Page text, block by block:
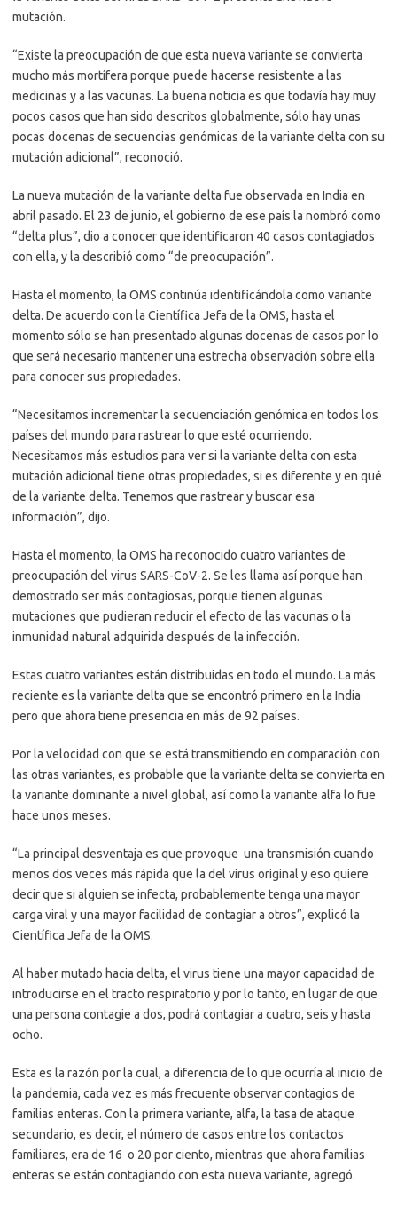
mutación.
“Existe la preocupación de que esta nueva variante se convierta
mucho más mortífera porque puede hacerse resistente a las
medicinas y a las vacunas. La buena noticia es que todavía hay muy
pocos casos que han sido descritos globalmente, sólo hay unas
pocas docenas de secuencias genómicas de la variante delta con su
mutación adicional”, reconoció.
La nueva mutación de la variante delta fue observada en India en
abril pasado. El 23 de junio, el gobierno de ese país la nombró como
“delta plus”, dio a conocer que identificaron 40 casos contagiados
con ella, y la describió como “de preocupación”.
Hasta el momento, la OMS continúa identificándola como variante
delta. De acuerdo con la Científica Jefa de la OMS, hasta el
momento sólo se han presentado algunas docenas de casos por lo
que será necesario mantener una estrecha observación sobre ella
para conocer sus propiedades.
“Necesitamos incrementar la secuenciación genómica en todos los
países del mundo para rastrear lo que esté ocurriendo.
Necesitamos más estudios para ver si la variante delta con esta
mutación adicional tiene otras propiedades, si es diferente y en qué
de la variante delta. Tenemos que rastrear y buscar esa
información”, dijo.
Hasta el momento, la OMS ha reconocido cuatro variantes de
preocupación del virus SARS-CoV-2. Se les llama así porque han
demostrado ser más contagiosas, porque tienen algunas
mutaciones que pudieran reducir el efecto de las vacunas o la
inmunidad natural adquirida después de la infección.
Estas cuatro variantes están distribuidas en todo el mundo. La más
reciente es la variante delta que se encontró primero en la India
pero que ahora tiene presencia en más de 92 países.
Por la velocidad con que se está transmitiendo en comparación con
las otras variantes, es probable que la variante delta se convierta en
la variante dominante a nivel global, así como la variante alfa lo fue
hace unos meses.
“La principal desventaja es que provoque una transmisión cuando
menos dos veces más rápida que la del virus original y eso quiere
decir que si alguien se infecta, probablemente tenga una mayor
carga viral y una mayor facilidad de contagiar a otros”, explicó la
Científica Jefa de la OMS.
Al haber mutado hacia delta, el virus tiene una mayor capacidad de
introducirse en el tracto respiratorio y por lo tanto, en lugar de que
una persona contagie a dos, podrá contagiar a cuatro, seis y hasta
ocho.
Esta es la razón por la cual, a diferencia de lo que ocurría al inicio de
la pandemia, cada vez es más frecuente observar contagios de
familias enteras. Con la primera variante, alfa, la tasa de ataque
secundario, es decir, el número de casos entre los contactos
familiares, era de 16 o 20 por ciento, mientras que ahora familias
enteras se están contagiando con esta nueva variante, agregó.